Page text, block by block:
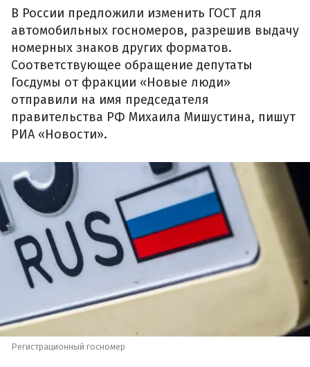
В России предложили изменить ГОСТ для
автомобильных госномеров, разрешив выдачу
номерных знаков других форматов.
Соответствующее обращение депутаты
Госдумы от фракции «Новые люди»
отправили на имя председателя
правительства РФ Михаила Мишустина, пишут
РИА «Новости».
Регистрационный госномер